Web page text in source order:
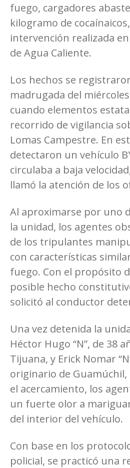
fuego, cargadores
kilogramo de
intervención realizada
de Agua Caliente.
Los hechos se
madrugada del
cuando elementos
recorrido de vigilancia
Lomas Campestre. En
detectaron un vehículo
circulaba a baja
llamó la atención de los
Al aproximarse por uno
la unidad, los agentes
de los tripulantes
con características
fuego. Con el propósito
posible hecho
solicitó al conductor
Una vez detenida la
Héctor Hugo “N”, de 38
Tijuana, y Erick Nomar
originario de Guamúchil,
el acercamiento, los
un fuerte olor a
del interior del vehículo.
Con base en los
policial, se practicó una